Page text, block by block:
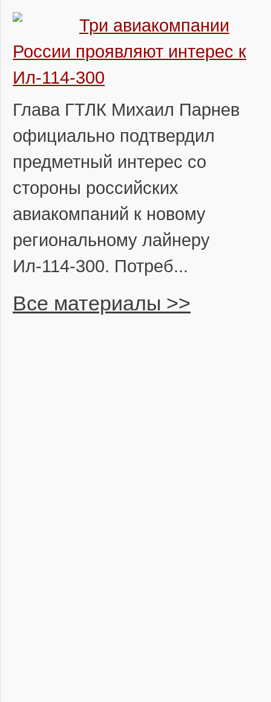
Три авиакомпании
России проявляют интерес к
Ил-114-300
Глава ГТЛК Михаил Парнев
официально подтвердил
предметный интерес со
стороны российских
авиакомпаний к новому
региональному лайнеру
Ил-114-300. Потреб...
Все материалы >>